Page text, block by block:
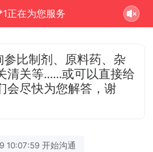
正在为您服务
参比制剂、原料药、杂
清关等......或可以直接给
会尽快为您解答，谢
10:07:59 开始沟通